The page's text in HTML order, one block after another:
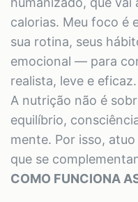
calorias. Meu foco
sua rotina, seus
emocional — para
realista, leve e eficaz.
A nutrição não é
equilíbrio,
mente. Por isso,
que se
COMO FUNCIONA